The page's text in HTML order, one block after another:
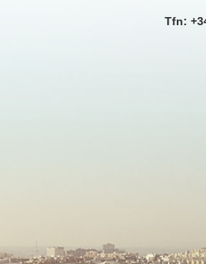
Tfn: